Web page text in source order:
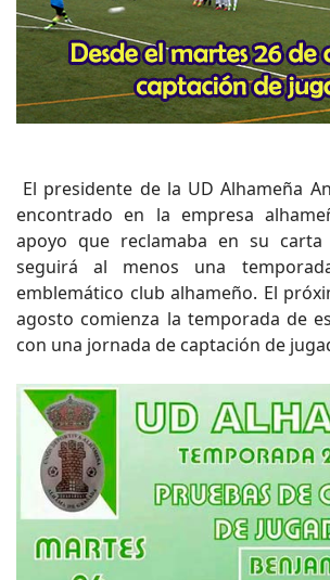
El presidente de la UD Alhameña
encontrado en la empresa
apoyo que reclamaba en su
seguirá al menos una
emblemático club alhameño. El
agosto comienza la temporada de
con una jornada de captación de